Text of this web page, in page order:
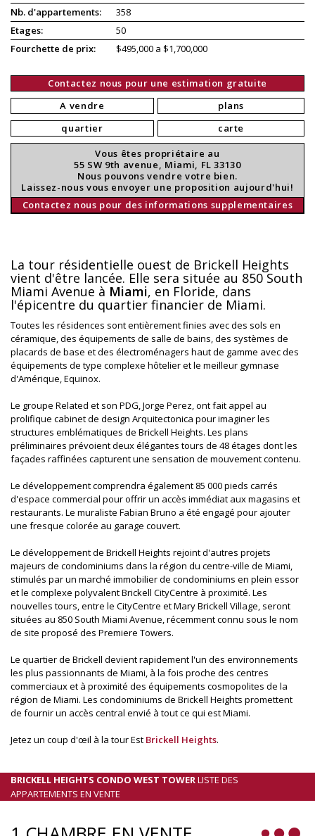
Nb. d'appartements:
358
Etages:
50
Fourchette de prix:
$495,000 a $1,700,000
Contactez nous pour une estimation gratuite
A vendre
quartier
plans
carte
Vous êtes propriétaire au
55 SW 9th avenue, Miami, FL 33130
Nous pouvons vendre votre bien.
Laissez-nous vous envoyer une proposition aujourd'hui!
Contactez nous pour des informations supplementaires
La tour résidentielle ouest de Brickell Heights
vient d'être lancée. Elle sera située au 850 South
Miami Avenue à Miami, en Floride, dans
l'épicentre du quartier financier de Miami.
Toutes les résidences sont entièrement finies avec des sols en
céramique, des équipements de salle de bains, des systèmes de
placards de base et des électroménagers haut de gamme avec des
équipements de type complexe hôtelier et le meilleur gymnase
d'Amérique, Equinox.
Le groupe Related et son PDG, Jorge Perez, ont fait appel au
prolifique cabinet de design Arquitectonica pour imaginer les
structures emblématiques de Brickell Heights. Les plans
préliminaires prévoient deux élégantes tours de 48 étages dont les
façades raffinées capturent une sensation de mouvement contenu.
Le développement comprendra également 85 000 pieds carrés
d'espace commercial pour offrir un accès immédiat aux magasins et
restaurants. Le muraliste Fabian Bruno a été engagé pour ajouter
une fresque colorée au garage couvert.
Le développement de Brickell Heights rejoint d'autres projets
majeurs de condominiums dans la région du centre-ville de Miami,
stimulés par un marché immobilier de condominiums en plein essor
et le complexe polyvalent Brickell CityCentre à proximité. Les
nouvelles tours, entre le CityCentre et Mary Brickell Village, seront
situées au 850 South Miami Avenue, récemment connu sous le nom
de site proposé des Premiere Towers.
Le quartier de Brickell devient rapidement l'un des environnements
les plus passionnants de Miami, à la fois proche des centres
commerciaux et à proximité des équipements cosmopolites de la
région de Miami. Les condominiums de Brickell Heights promettent
de fournir un accès central envié à tout ce qui est Miami.
Jetez un coup d'œil à la tour Est Brickell Heights.
BRICKELL HEIGHTS CONDO WEST TOWERLISTE DES
APPARTEMENTS EN VENTE